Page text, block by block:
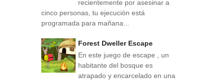
recientemente por asesinar a
cinco personas, tu ejecución está
programada para mañana...
Forest Dweller Escape
En este juego de escape , un
habitante del bosque es
atrapado y encarcelado en una